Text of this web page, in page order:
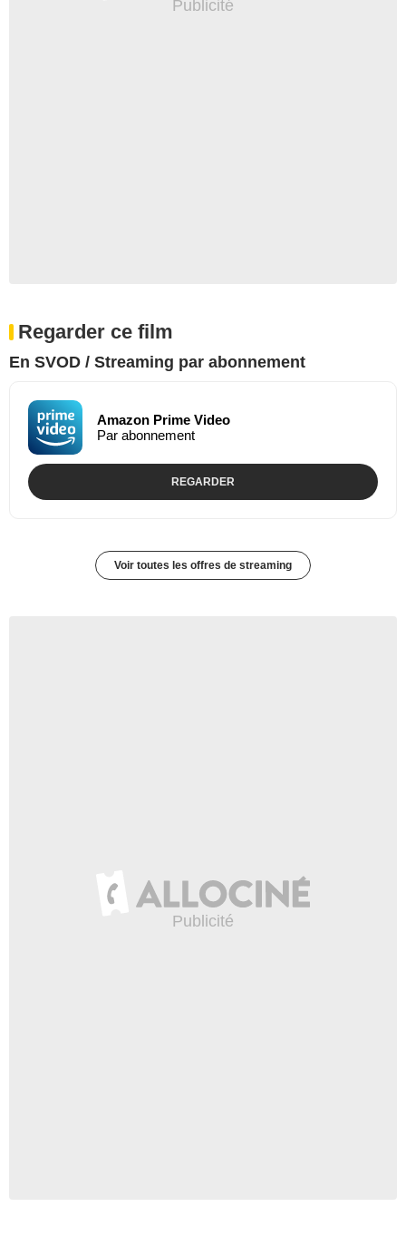
Regarder ce film
En SVOD / Streaming par abonnement
Amazon Prime Video
Par abonnement
REGARDER
Voir toutes les offres de streaming